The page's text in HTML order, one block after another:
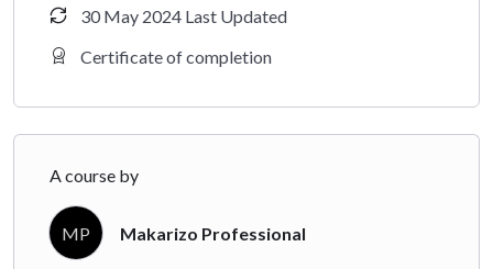
30 May 2024 Last Updated
Certificate of completion
A course by
MP Makarizo Professional